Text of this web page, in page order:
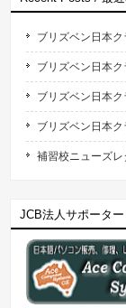
ブリズベン日本
ブリズベン日本
ブリズベン日本
ブリズベン日本
補習校ニューズ
JCB法人サポーター